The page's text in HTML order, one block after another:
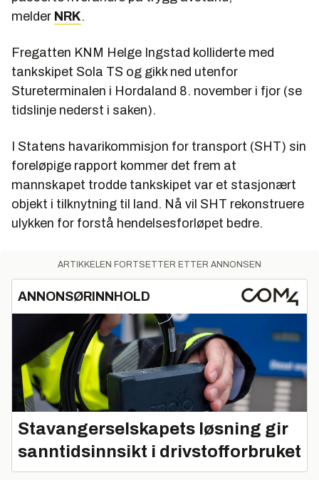
melder NRK.
Fregatten KNM Helge Ingstad kolliderte med
tankskipet Sola TS og gikk ned utenfor
Stureterminalen i Hordaland 8. november i fjor (se
tidslinje nederst i saken).
I Statens havarikommisjon for transport (SHT) sin
foreløpige rapport kommer det frem at
mannskapet trodde tankskipet var et stasjonært
objekt i tilknytning til land. Nå vil SHT rekonstruere
ulykken for forstå hendelsesforløpet bedre.
ARTIKKELEN FORTSETTER ETTER ANNONSEN
ANNONSØRINNHOLD
Stavangerselskapets løsning gir
sanntidsinnsikt i drivstofforbruket